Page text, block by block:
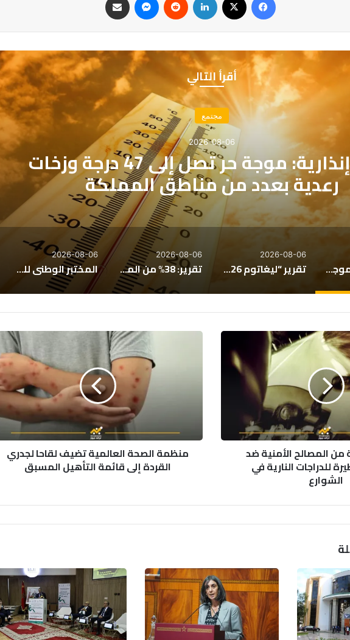
أقرأ التالي
اقتصاد
2026-08-06
تقرير “ليغاتوم 2026”: المغرب يتقدم اقتصادياً لكن
التعليم والصحة تعرقل الازدهار
تقرير “ليغاتوم 2026”: المغرب يتقدم اقتصادياً لكن تحديات التعليم والصحة تعرقل الازدهار
2026-08-06
تقرير: 38% من المغاربة يخصصون أكثر من 40% من دخلهم لسداد القروض
2026-08-06
المختبر الوطني للشرطة العلمية بالمغرب يحصد اعترافًا عالميًا متجددًا
2026-08-06
المركز السينمائي المغربي يخصص ملياري درهم لدعم 40 مهرجاناً سينمائياً بالمملكة
من المصالح الأمنية ضد
للدراجات النارية في
الشوارع
قائمة
التأهيلمنظمة الصحة العالمية تضيف لقاحا لجدري
القردة إلى قائمة التأهيل المسبق